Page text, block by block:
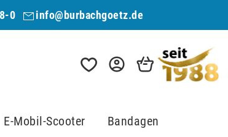
0 info@burbachgoetz.de
E-Mobil-Scooter Bandagen